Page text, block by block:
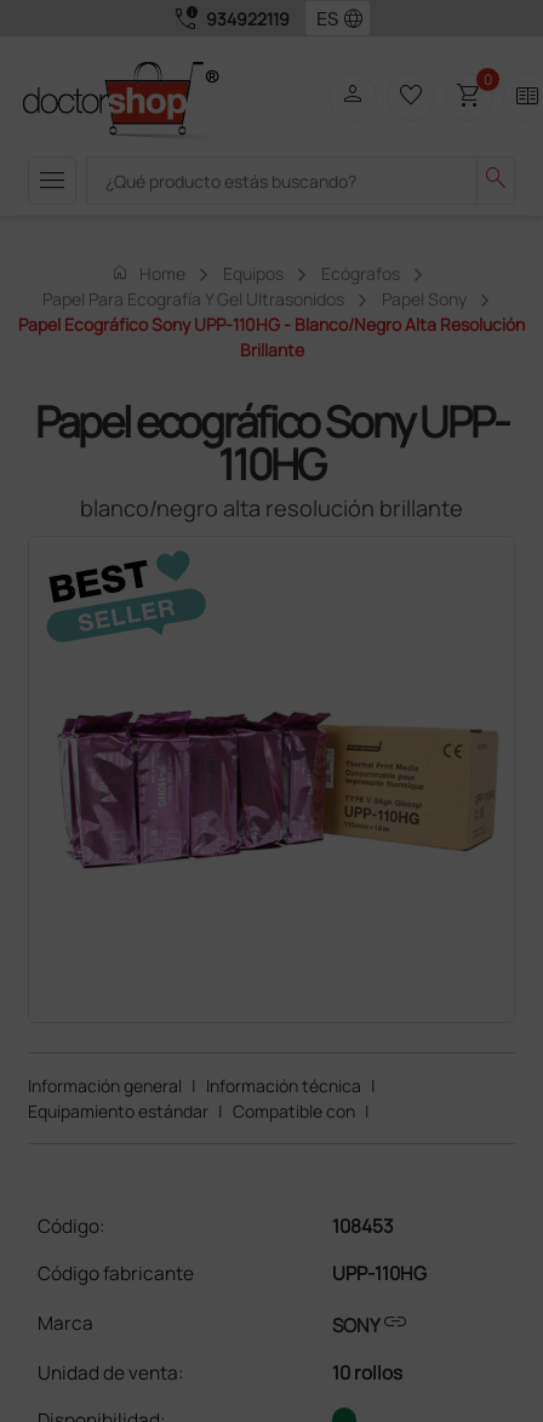
call_quality 934922119 language
menu search
person favorite_border shopping_cart0 two_pager
home Home Equipos
Ecógrafos
Papel Para Ecografía Y Gel Ultrasonidos
Papel Sony
Papel Ecográfico Sony UPP-110HG - Blanco/negro Alta Resolución
Brillante
Papel ecográfico Sony UPP-
110HG
blanco/negro alta resolución brillante
Información general | Información técnica |
Equipamiento estándar | Compatible con |
Código:
108453
Código fabricante
UPP-110HG
Marca
SONYlink
Unidad de venta:
10 rollos